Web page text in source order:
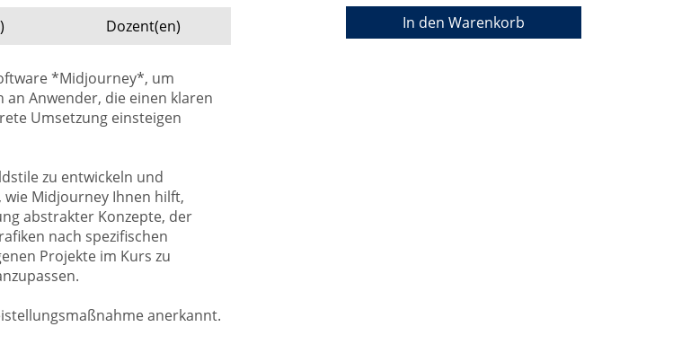
Dozent(en)
*Midjourney*, um
Anwender, die einen klaren
Umsetzung einsteigen
zu entwickeln und
wie Midjourney Ihnen hilft,
abstrakter Konzepte, der
nach spezifischen
Projekte im Kurs zu
anerkannt.
In den Warenkorb